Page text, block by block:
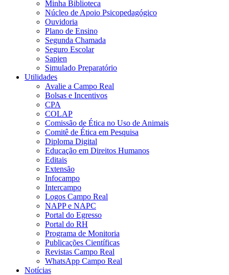
Minha Biblioteca
Núcleo de Apoio Psicopedagógico
Ouvidoria
Plano de Ensino
Segunda Chamada
Seguro Escolar
Sapien
Simulado Preparatório
Utilidades
Avalie a Campo Real
Bolsas e Incentivos
CPA
COLAP
Comissão de Ética no Uso de Animais
Comitê de Ética em Pesquisa
Diploma Digital
Educação em Direitos Humanos
Editais
Extensão
Infocampo
Intercampo
Logos Campo Real
NAPP e NAPC
Portal do Egresso
Portal do RH
Programa de Monitoria
Publicações Científicas
Revistas Campo Real
WhatsApp Campo Real
Notícias